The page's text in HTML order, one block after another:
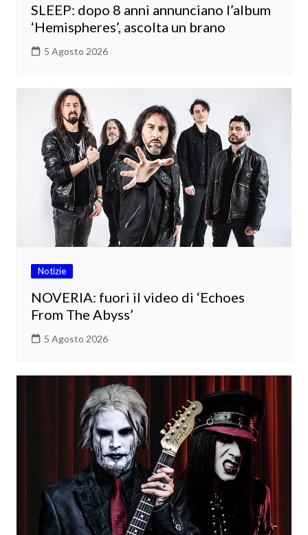
SLEEP: dopo 8 anni annunciano l’album
‘Hemispheres’, ascolta un brano
5 Agosto 2026
Notizie
NOVERIA: fuori il video di ‘Echoes
From The Abyss’
5 Agosto 2026